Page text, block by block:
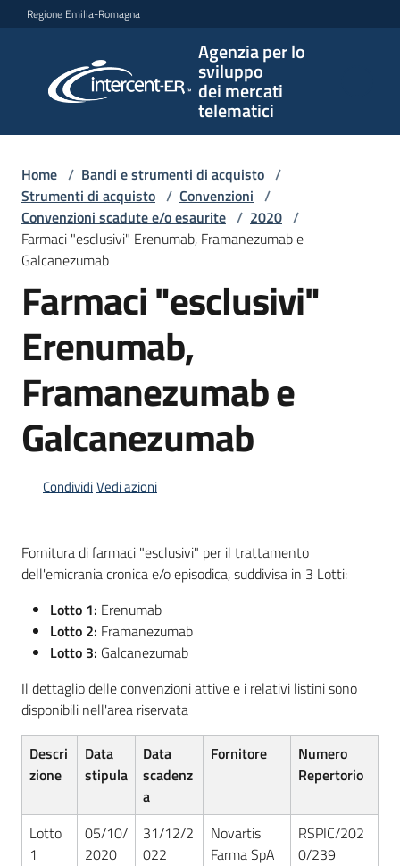
Vai al contenuto
Vai alla navigazione
Vai al footer
Regione Emilia-Romagna
Agenzia per lo
sviluppo
dei mercati
telematici
per lo
sviluppo
telematici
L'Agenzia
e
di
acquisto
Supporto
Piattaforme
telematiche
English
site
Seguici
su
Home / Bandi e strumenti di acquisto /
Strumenti di acquisto / Convenzioni /
Convenzioni scadute e/o esaurite / 2020 /
Farmaci "esclusivi" Erenumab, Framanezumab e
Galcanezumab
Farmaci "esclusivi"
Erenumab,
Framanezumab e
Galcanezumab
CondividiVedi azioni
Fornitura di farmaci "esclusivi" per il trattamento
dell'emicrania cronica e/o episodica, suddivisa in 3 Lotti:
Lotto 1: Erenumab
Lotto 2: Framanezumab
Lotto 3: Galcanezumab
Il dettaglio delle convenzioni attive e i relativi listini sono
disponibili nell'area riservata
Descri
zione
Data
stipula
Data
scadenz
a
Fornitore
Numero
Repertorio
Lotto
1
05/10/
2020
31/12/2
022
Novartis
Farma SpA
RSPIC/202
0/239